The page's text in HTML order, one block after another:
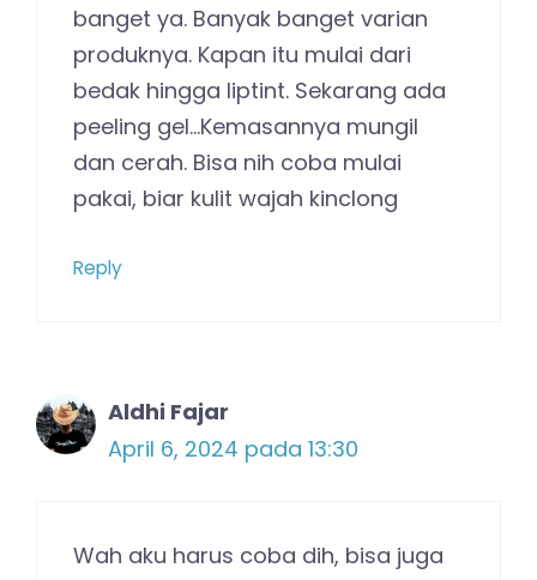
banget ya. Banyak banget varian
produknya. Kapan itu mulai dari
bedak hingga liptint. Sekarang ada
peeling gel…Kemasannya mungil
dan cerah. Bisa nih coba mulai
pakai, biar kulit wajah kinclong
Reply
Aldhi Fajar
April 6, 2024 pada 13:30
Wah aku harus coba dih, bisa juga